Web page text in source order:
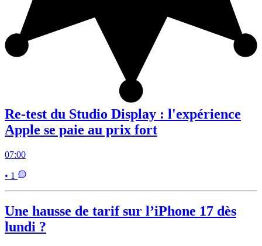
Re-test du Studio Display : l'expérience
Apple se paie au prix fort
07:00
• 1
Une hausse de tarif sur l’iPhone 17 dès
lundi ?